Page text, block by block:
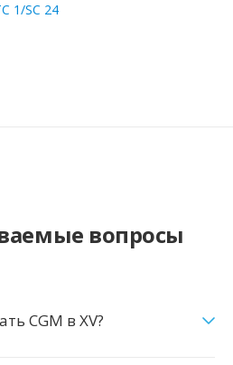
1/SC 24
вопросы
CGM в XV?